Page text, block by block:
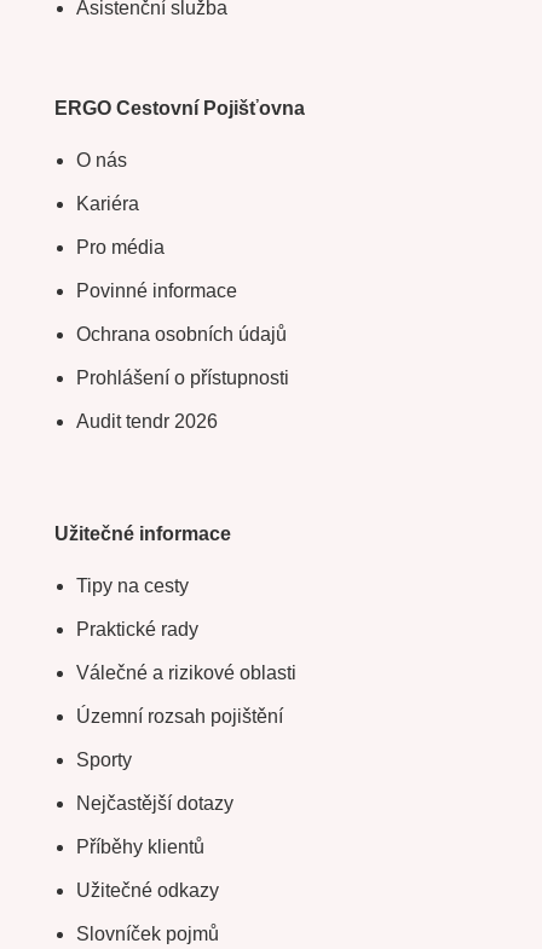
Asistenční služba
ERGO Cestovní Pojišťovna
O nás
Kariéra
Pro média
Povinné informace
Ochrana osobních údajů
Prohlášení o přístupnosti
Audit tendr 2026
Užitečné informace
Tipy na cesty
Praktické rady
Válečné a rizikové oblasti
Územní rozsah pojištění
Sporty
Nejčastější dotazy
Příběhy klientů
Užitečné odkazy
Slovníček pojmů